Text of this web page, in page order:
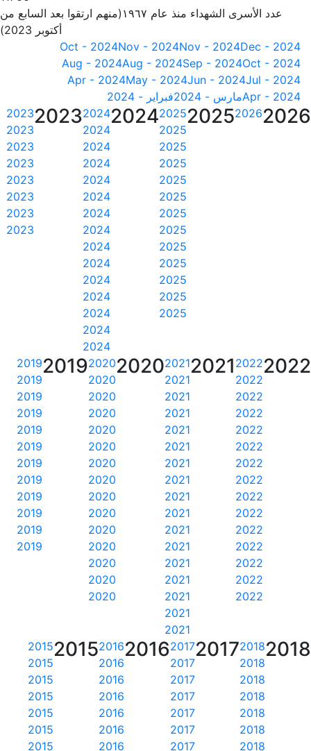
عدد الأسرى الشهداء منذ عام ١٩٦٧(منهم ارتقوا بعد السابع من
أكتوبر 2023)
Dec - 2024
Nov - 2024
Nov - 2024
Oct - 2024
Oct - 2024
Sep - 2024
Aug - 2024
Aug - 2024
Jul - 2024
Jun - 2024
May - 2024
Apr - 2024
Apr - 2024مارس - 2024 فبراير - 2024
2026
2026
2025
2025
2025
2025
2025
2025
2025
2025
2025
2025
2025
2025
2025
2025
2024
2024
2024
2024
2024
2024
2024
2024
2024
2024
2024
2024
2024
2024
2024
2024
2023
2023
2023
2023
2023
2023
2023
2023
2023
2022
2022
2022
2022
2022
2022
2022
2022
2022
2022
2022
2022
2022
2022
2022
2022
2021
2021
2021
2021
2021
2021
2021
2021
2021
2021
2021
2021
2021
2021
2021
2021
2021
2021
2020
2020
2020
2020
2020
2020
2020
2020
2020
2020
2020
2020
2020
2020
2020
2020
2019
2019
2019
2019
2019
2019
2019
2019
2019
2019
2019
2019
2019
2018
2018
2018
2018
2018
2018
2018
2018
2017
2017
2017
2017
2017
2017
2017
2017
2016
2016
2016
2016
2016
2016
2016
2016
2015
2015
2015
2015
2015
2015
2015
2015